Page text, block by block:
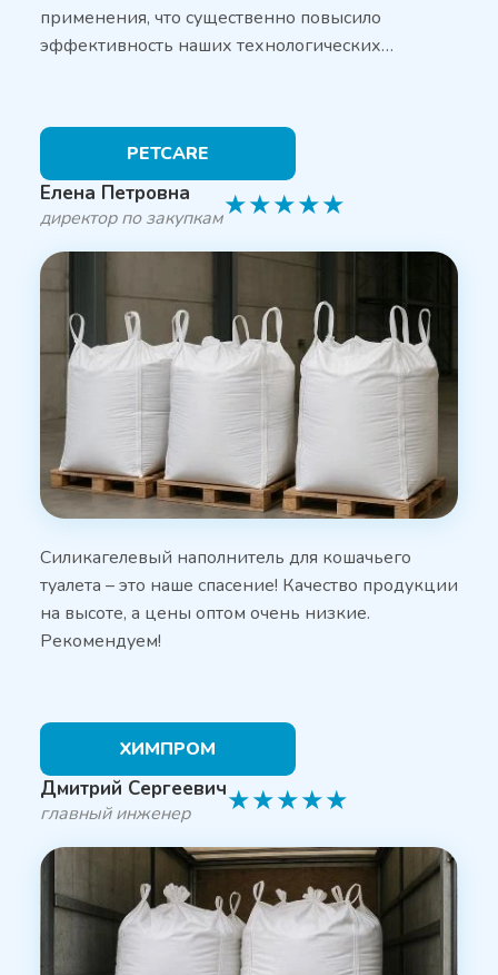
применения, что существенно повысило
эффективность наших технологических…
PETCARE
Елена Петровна
директор по закупкам★★★★★
Силикагелевый наполнитель для кошачьего
туалета – это наше спасение! Качество продукции
на высоте, а цены оптом очень низкие.
Рекомендуем!
ХИМПРОМ
Дмитрий Сергеевич
главный инженер ★★★★★